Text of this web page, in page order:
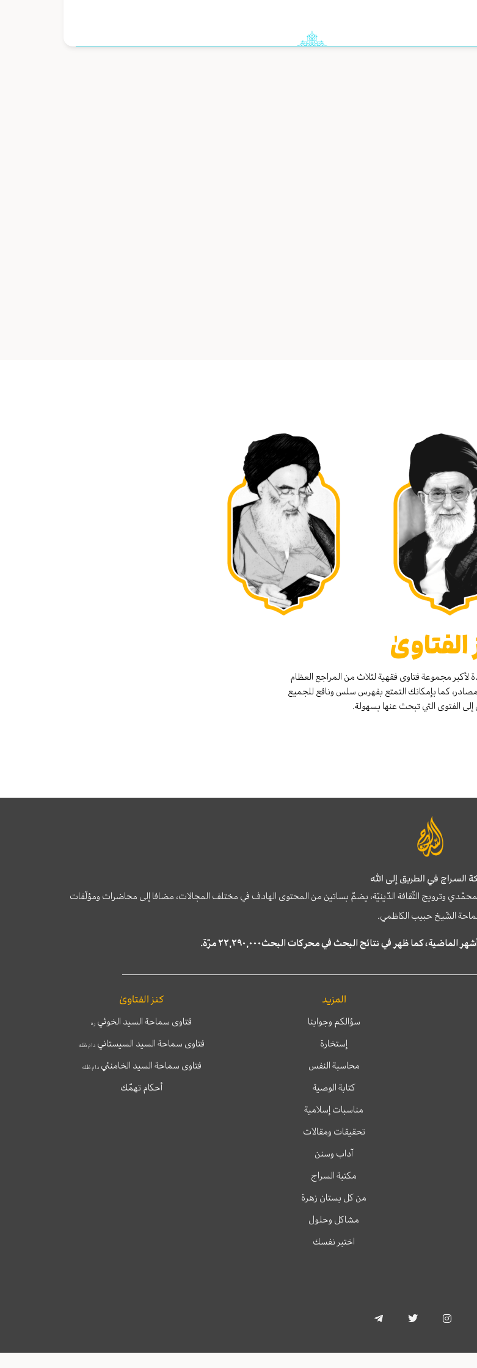
الفتاوىٰ
مجموعة فتاوى فقهية لثلاث من المراجع العظام
كما بإمكانك التمتع بفهرس سلس ونافع للجميع
الفتوى التي تبحث عنها بسهولة.
السراج في الطريق إلى الله
وترويج الثّقافة الدّينيّة، يضمّ بساتين من المحتوى الهادف في مختلف المجالات، مضافا إلى محاضرات ومؤلّفات
الشّيخ حبيب الكاظمي.
المزيد
سؤالكم وجوابنا
إستخارة
محاسبة النفس
كتابة الوصية
مناسبات إسلامية
تحقيقات ومقالات
آداب وسنن
مكتبة السراج
من كل بستان زهرة
مشاكل وحلول
اختبر نفسك
كنز الفتاوىٰ
فتاوى سماحة السيد الخوئي ره
فتاوى سماحة السيد السيستاني دام ظله
فتاوى سماحة السيد الخامنئيدام ظله
أحكام تهمّك
s
g
i
e
l
r